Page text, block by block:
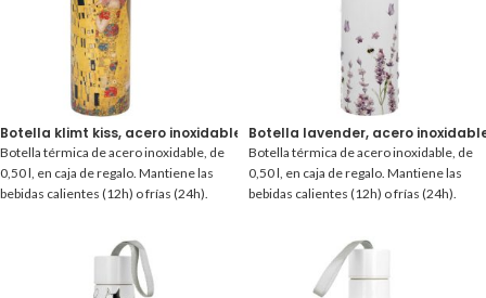
Botella klimt kiss, acero inoxidable 0,50 l.
Botella térmica de acero inoxidable, de
0,50 l, en caja de regalo. Mantiene las
bebidas calientes (12h) o frías (24h).
Botella lavender, acero
Botella térmica de acero inoxidable, de
0,50 l, en caja de regalo. Mantiene las
bebidas calientes (12h) o frías (24h).